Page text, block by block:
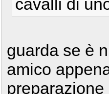
cavalli di
guarda se è
amico